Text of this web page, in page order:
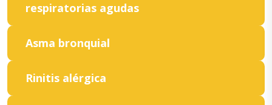
respiratorias agudas
Asma bronquial
Rinitis alérgica